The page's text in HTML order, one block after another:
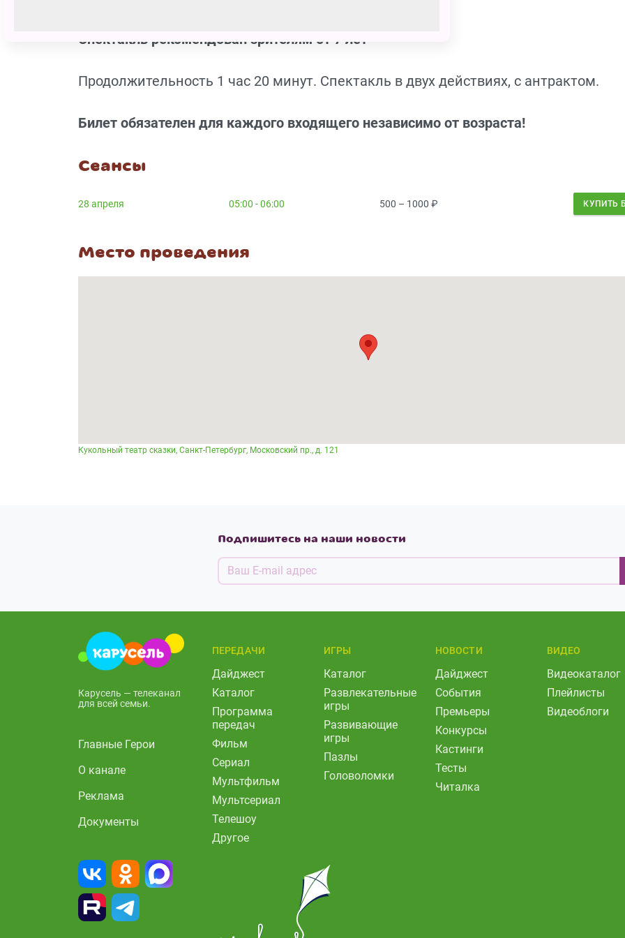
Спектакль рекомендован зрителям от 7 лет
Продолжительность 1 час 20 минут. Спектакль в двух действиях, с антрактом.
Билет обязателен для каждого входящего независимо от возраста!
Сеансы
28 апреля 05:00 - 06:00 500 – 1000 ₽ КУПИТЬ
Место проведения
Кукольный театр сказки, Санкт-Петербург, Московский пр., д. 121
Подпишитесь на наши новости
Карусель — телеканал
для всей семьи.
Главные Герои
О канале
Реклама
Документы
ПЕРЕДАЧИ
Дайджест
Каталог
Программа
передач
Фильм
Сериал
Мультфильм
Мультсериал
Телешоу
Другое
ИГРЫ
Каталог
Развлекательные
игры
Развивающие
игры
Пазлы
Головоломки
НОВОСТИ
Дайджест
События
Премьеры
Конкурсы
Кастинги
Тесты
Читалка
ВИДЕО
Видеокаталог
Плейлисты
Видеоблоги